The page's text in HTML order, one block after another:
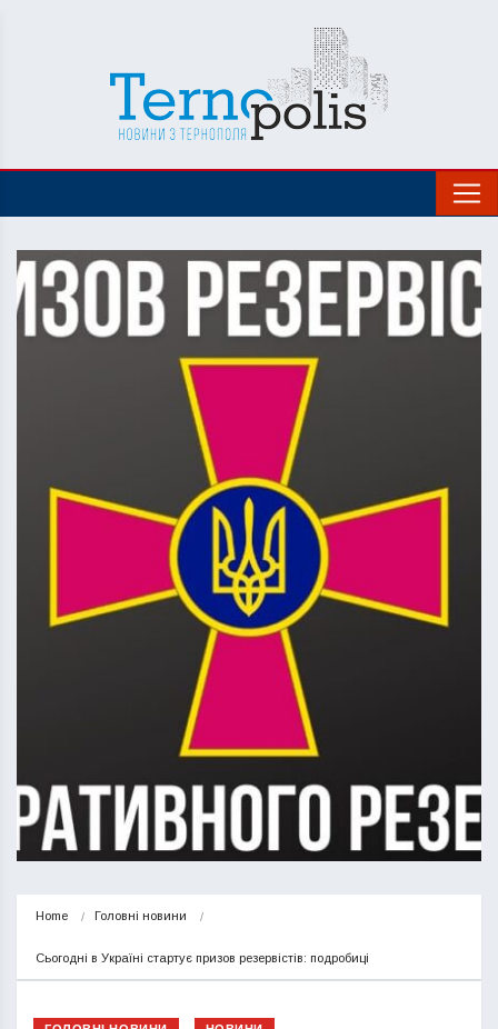
Home Головні новини
Сьогодні в Україні стартує призов резервістів: подробиці